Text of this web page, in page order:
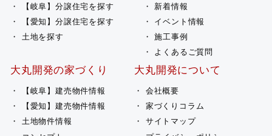
【岐阜】分譲住宅を探す
【愛知】分譲住宅を探す
土地を探す
新着情報
イベント情報
施工事例
よくあるご質問
大丸開発の家づくり
【岐阜】建売物件情報
【愛知】建売物件情報
土地物件情報
大丸開発について
会社概要
家づくりコラム
サイトマップ